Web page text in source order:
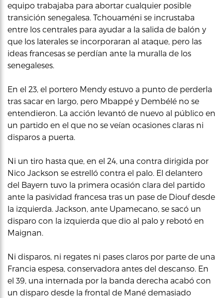
equipo trabajaba para abortar cualquier posible
transición senegalesa. Tchouaméni se incrustaba
entre los centrales para ayudar a la salida de balón y
que los laterales se incorporaran al ataque, pero las
ideas francesas se perdían ante la muralla de los
senegaleses.
En el 23, el portero Mendy estuvo a punto de perderla
tras sacar en largo, pero Mbappé y Dembélé no se
entendieron. La acción levantó de nuevo al público en
un partido en el que no se veían ocasiones claras ni
disparos a puerta.
Ni un tiro hasta que, en el 24, una contra dirigida por
Nico Jackson se estrelló contra el palo. El delantero
del Bayern tuvo la primera ocasión clara del partido
ante la pasividad francesa tras un pase de Diouf desde
la izquierda. Jackson, ante Upamecano, se sacó un
disparo con la izquierda que dio al palo y rebotó en
Maignan.
Ni disparos, ni regates ni pases claros por parte de una
Francia espesa, conservadora antes del descanso. En
el 39, una internada por la banda derecha acabó con
un disparo desde la frontal de Mané demasiado